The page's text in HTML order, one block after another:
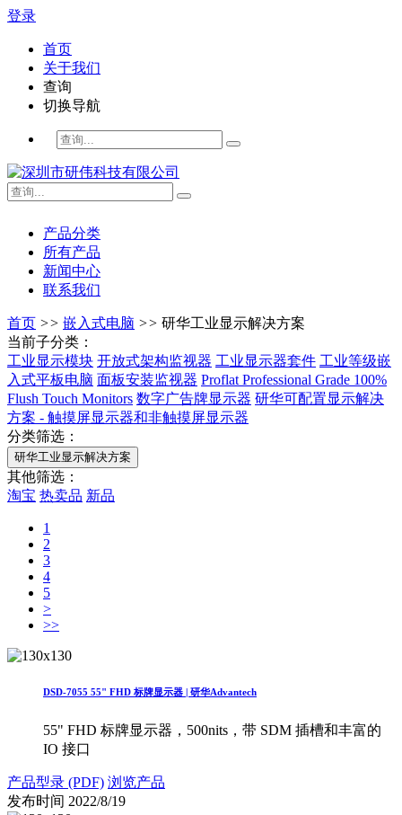
登录
首页
关于我们
查询
切换导航
产品分类
所有产品
新闻中心
联系我们
首页 >> 嵌入式电脑 >> 研华工业显示解决方案
当前子分类：
工业显示模块 开放式架构监视器 工业显示器套件 工业等级嵌
入式平板电脑 面板安装监视器 Proflat Professional Grade 100%
Flush Touch Monitors 数字广告牌显示器 研华可配置显示解决
方案 - 触摸屏显示器和非触摸屏显示器
分类筛选：
研华工业显示解决方案
其他筛选：
淘宝 热卖品 新品
1
2
3
4
5
>
>>
DSD-7055 55" FHD 标牌显示器 | 研华Advantech
55" FHD 标牌显示器，500nits，带 SDM 插槽和丰富的
IO 接口
产品型录 (PDF) 浏览产品
发布时间 2022/8/19